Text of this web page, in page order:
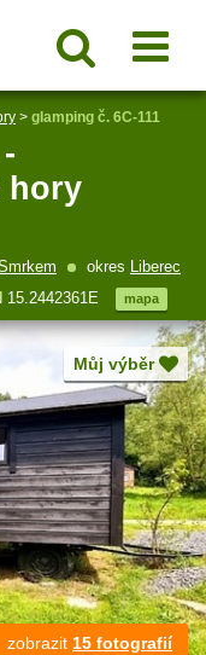
> glamping č. 6C-111
hory
okres Liberec
15.2442361E mapa
Můj výběr
zobrazit 15 fotografií